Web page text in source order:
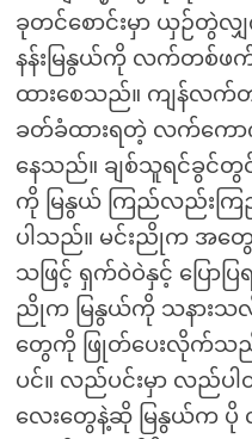
ခုတင်စောင်းမှာ ယှဉ်တွဲ
နန်းမြနွယ်ကို လက်တစ်ဖက်
ထားစေသည်။ ကျန်လ
ခတ်ခံထားရတဲ့ လက်ကေ
နေသည်။ ချစ်သူရင်ခွင်တွ
ကို မြနွယ် ကြည်လည်းက
ပါသည်။ မင်းညိုက အတွေ့အ
သဖြင့် ရှက်ဝဲဝဲနှင့် ပြောပ
ညိုက မြနွယ်ကို သနားသ
တွေကို ဖြုတ်ပေးလိုက်သည်
ပင်။ လည်ပင်းမှာ လည်
လေးတွေနဲ့ဆို မြနွယ်က